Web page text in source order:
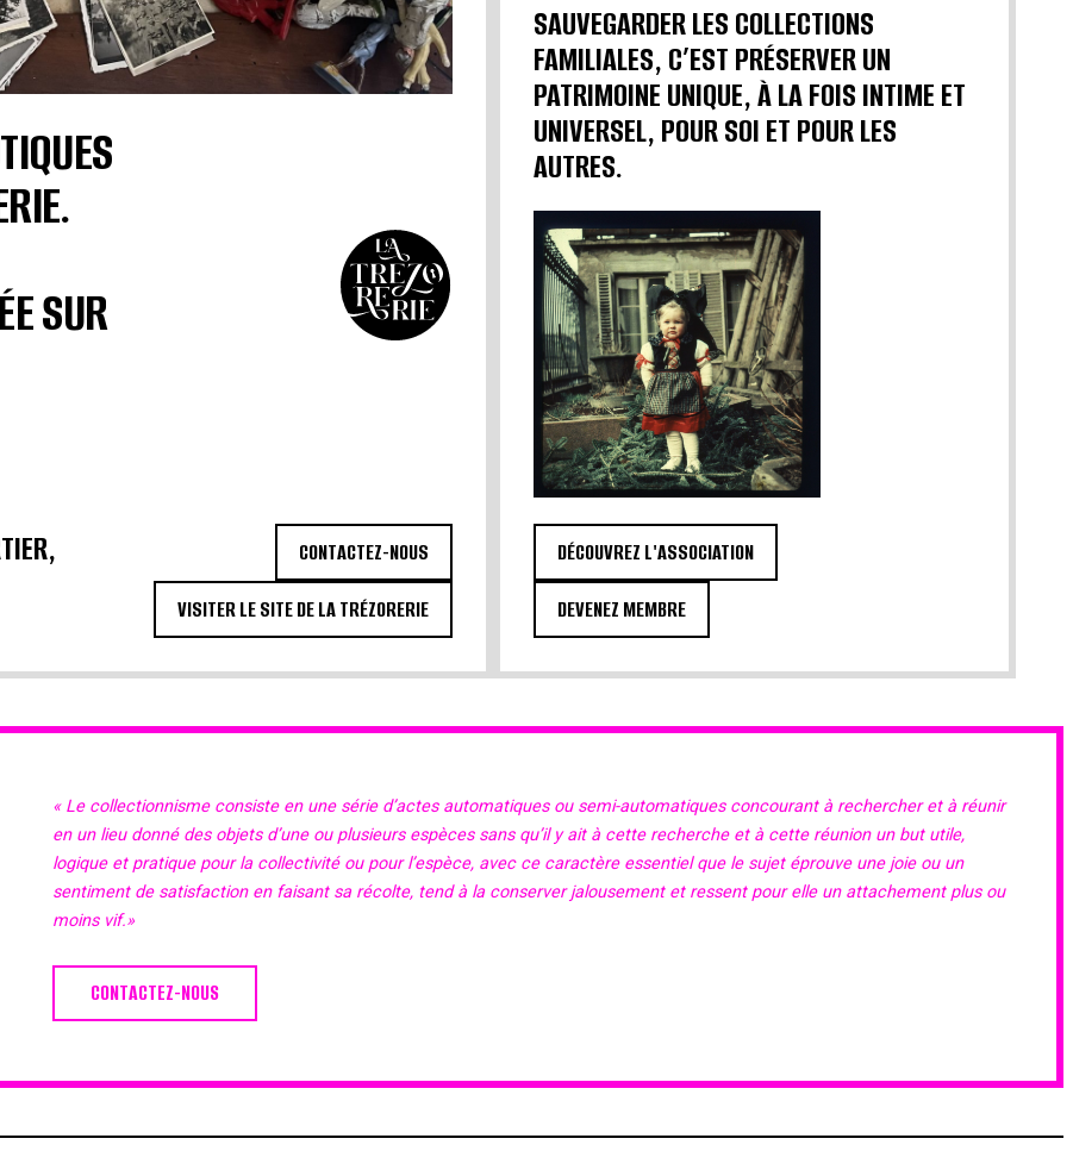
SUR
CONTACTEZ-NOUS
VISITER LE SITE DE LA TRÉZORERIE
SAUVEGARDER LES COLLECTIONS
FAMILIALES, C’EST PRÉSERVER UN
PATRIMOINE UNIQUE, À LA FOIS INTIME ET
UNIVERSEL, POUR SOI ET POUR LES
AUTRES.
DÉCOUVREZ L'ASSOCIATION
DEVENEZ MEMBRE
« Le collectionnisme consiste en une série d’actes automatiques ou semi-automatiques concourant à rechercher et à réunir
en un lieu donné des objets d’une ou plusieurs espèces sans qu’il y ait à cette recherche et à cette réunion un but utile,
logique et pratique pour la collectivité ou pour l’espèce, avec ce caractère essentiel que le sujet éprouve une joie ou un
sentiment de satisfaction en faisant sa récolte, tend à la conserver jalousement et ressent pour elle un attachement plus ou
moins vif.»
CONTACTEZ-NOUS